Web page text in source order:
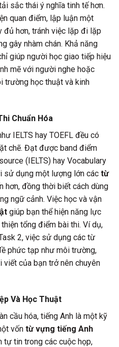
sắc thái ý nghĩa tinh tế hơn.
quan điểm, lập luận một
đủ hơn, tránh việc lặp đi lặp
gây nhàm chán. Khả năng
giúp người học giao tiếp hiệu
mẽ với người nghe hoặc
trường học thuật và kinh
Chuẩn Hóa
IELTS hay TOEFL đều có
chẽ. Đạt được band điểm
(IELTS) hay Vocabulary
sử dụng một lượng lớn các từ
hơn, đồng thời biết cách dùng
ngữ cảnh. Việc học và vận
giúp bạn thể hiện năng lực
tổng điểm bài thi. Ví dụ,
2, việc sử dụng các từ
phức tạp như môi trường,
viết của bạn trở nên chuyên
Và Học Thuật
cầu hóa, tiếng Anh là một kỹ
vốn từ vựng tiếng Anh
tự tin trong các cuộc họp,